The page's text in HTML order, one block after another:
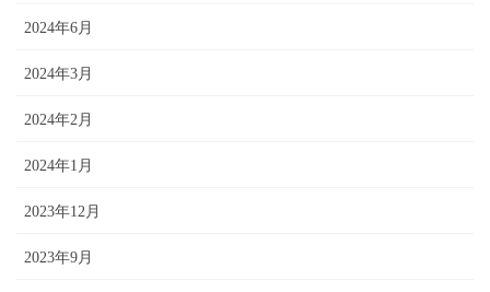
2024年6月
2024年3月
2024年2月
2024年1月
2023年12月
2023年9月